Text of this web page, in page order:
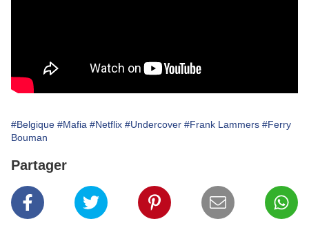
#Belgique #Mafia #Netflix #Undercover #Frank Lammers #Ferry
Bouman
Partager